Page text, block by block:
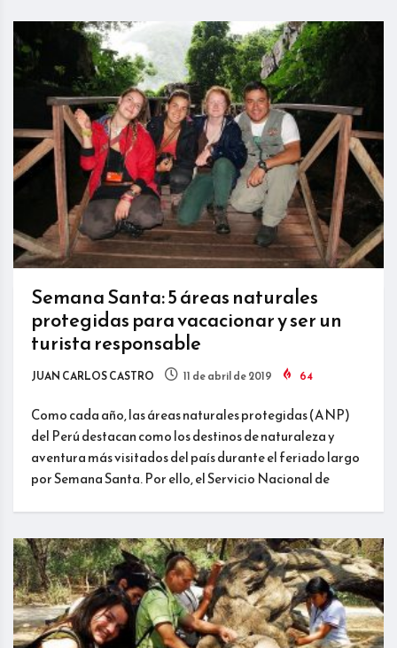
Semana Santa: 5 áreas naturales
protegidas para vacacionar y ser un
turista responsable
JUAN CARLOS CASTRO 11 de abril de 2019 64
Como cada año, las áreas naturales protegidas (ANP)
del Perú destacan como los destinos de naturaleza y
aventura más visitados del país durante el feriado largo
por Semana Santa. Por ello, el Servicio Nacional de